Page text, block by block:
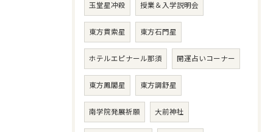
玉堂星冲殺 授業＆入学説明会
東方貫索星 東方石門星
ホテルエピナール那須 開運占いコーナー
東方鳳閣星 東方調舒星
南学院発展祈願 大前神社